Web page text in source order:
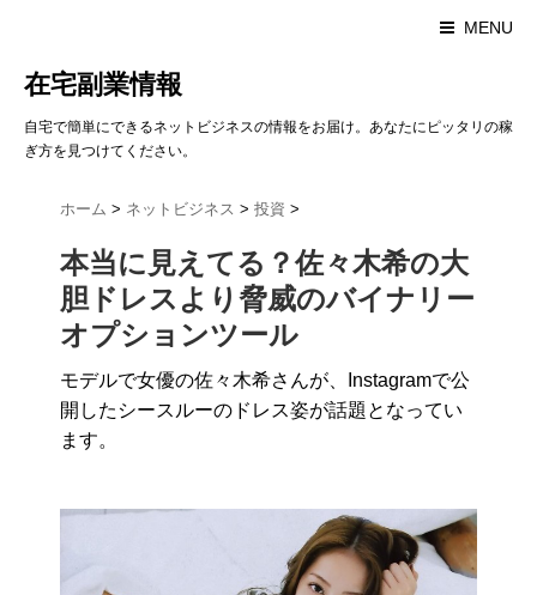
MENU
在宅副業情報
自宅で簡単にできるネットビジネスの情報をお届け。あなたにピッタリの稼
ぎ方を見つけてください。
ホーム > ネットビジネス > 投資 >
本当に見えてる？佐々木希の大
胆ドレスより脅威のバイナリー
オプションツール
モデルで女優の佐々木希さんが、Instagramで公
開したシースルーのドレス姿が話題となってい
ます。